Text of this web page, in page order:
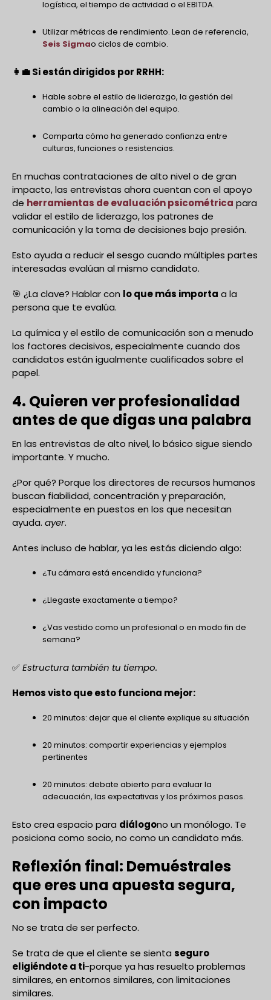
logística, el tiempo de actividad o el EBITDA.
Utilizar métricas de rendimiento. Lean de referencia,
Seis Sigmao ciclos de cambio.
👩💼 Si están dirigidos por RRHH:
Hable sobre el estilo de liderazgo, la gestión del
cambio o la alineación del equipo.
Comparta cómo ha generado confianza entre
culturas, funciones o resistencias.
En muchas contrataciones de alto nivel o de gran
impacto, las entrevistas ahora cuentan con el apoyo
de herramientas de evaluación psicométrica para
validar el estilo de liderazgo, los patrones de
comunicación y la toma de decisiones bajo presión.
Esto ayuda a reducir el sesgo cuando múltiples partes
interesadas evalúan al mismo candidato.
🎯 ¿La clave? Hablar con lo que más importa a la
persona que te evalúa.
La química y el estilo de comunicación son a menudo
los factores decisivos, especialmente cuando dos
candidatos están igualmente cualificados sobre el
papel.
4. Quieren ver profesionalidad
antes de que digas una palabra
En las entrevistas de alto nivel, lo básico sigue siendo
importante. Y mucho.
¿Por qué? Porque los directores de recursos humanos
buscan fiabilidad, concentración y preparación,
especialmente en puestos en los que necesitan
ayuda. ayer.
Antes incluso de hablar, ya les estás diciendo algo:
¿Tu cámara está encendida y funciona?
¿Llegaste exactamente a tiempo?
¿Vas vestido como un profesional o en modo fin de
semana?
✅Estructura también tu tiempo.
Hemos visto que esto funciona mejor:
20 minutos: dejar que el cliente explique su situación
20 minutos: compartir experiencias y ejemplos
pertinentes
20 minutos: debate abierto para evaluar la
adecuación, las expectativas y los próximos pasos.
Esto crea espacio para diálogono un monólogo. Te
posiciona como socio, no como un candidato más.
Reflexión final: Demuéstrales
que eres una apuesta segura,
con impacto
No se trata de ser perfecto.
Se trata de que el cliente se sienta seguro
eligiéndote a ti-porque ya has resuelto problemas
similares, en entornos similares, con limitaciones
similares.